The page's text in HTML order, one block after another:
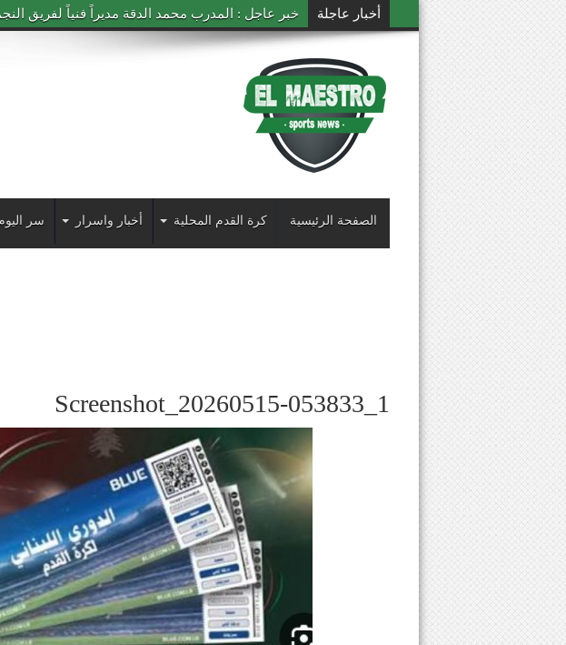
أخبار عاجلة خبر عاجل : المدرب محمد الدقة مديراً فنياً لفريق
الصفحة الرئيسية كرة القدم المحلية أخبار واسرار سر
Screenshot_20260515-053833_1